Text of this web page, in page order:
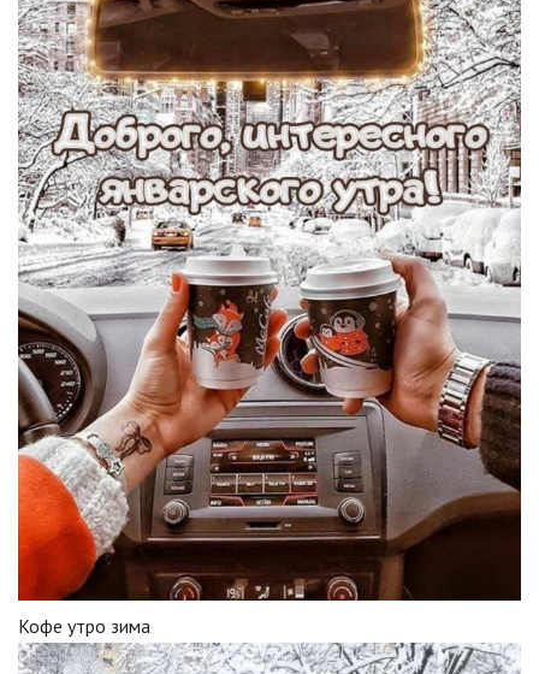
Кофе утро зима